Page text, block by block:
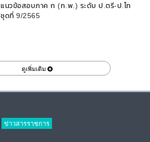
แนวข้อสอบภาค ก (ก.พ.) ระดับ ป.ตรี-ป.โท
ชุดที่ 9/2565
ดูเพิ่มเติม
ข่าวสารราชการ